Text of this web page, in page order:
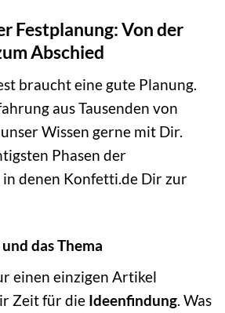
Festplanung: Von der
Abschied
braucht eine gute Planung.
aus Tausenden von
Wissen gerne mit Dir.
Phasen der
in denen Konfetti.de Dir zur
das Thema
einen einzigen Artikel
Zeit für die Ideenfindung . Was